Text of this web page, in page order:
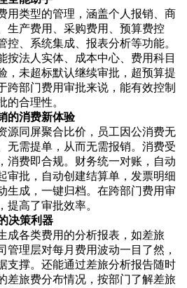
用类型的管理，涵盖个人报销、商
生产费用、采购费用、预算费控
控、系统集成、报表分析等功能。
按法人实体、成本中心、费用科目
，未超标默认继续审批，超预算提
跨部门费用审批来说，能有效控制
的合理性。
的消费新体验
源同屏聚合比价，员工因公消费无
无需提单，从而无需报销。消费受
消费即合规。财务统一对账，自动
审批，自动创建结算单，发票明细
生成，一键归档。在跨部门费用审
提高了审批效率。
决策利器
成各类费用的分析报表，如差旅
管理层对每月费用波动一目了然，
支撑。还能通过差旅分析报告随时
差旅费分布情况，按部门了解差旅